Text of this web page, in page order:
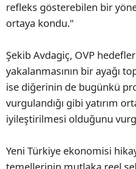
refleks gösterebilen bir
ortaya kondu."
Şekib Avdagiç, OVP
yakalanmasının bir ayağı
ise diğerinin de bugünkü
vurgulandığı gibi yatırım
iyileştirilmesi olduğunu
Yeni Türkiye ekonomisi